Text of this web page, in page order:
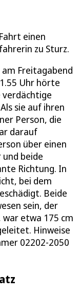
einen
zu Sturz.
am Freitagabend
Uhr hörte
verdächtige
sie auf ihren
Person, die
darauf
über einen
beide
Richtung. In
bei dem
Beide
sein, der
etwa 175 cm
Hinweise
02202-2050